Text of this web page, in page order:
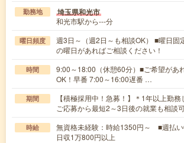
勤務地 埼玉県和光市
和光市駅から---分
曜日頻度
週3日～（週2日～も相談OK） ■曜日固
の曜日があればご相談ください！
時間
9:00～18:00（休憩60分）■ご希望があ
OK！早番 7:00～16:00遅番 …
期間
【積極採用中！急募！】＊1年以上勤務
ご応募から最短2～3日後の就業も相談
時給
無資格未経験：時給1350円～ ■週払
日収1万800円以上